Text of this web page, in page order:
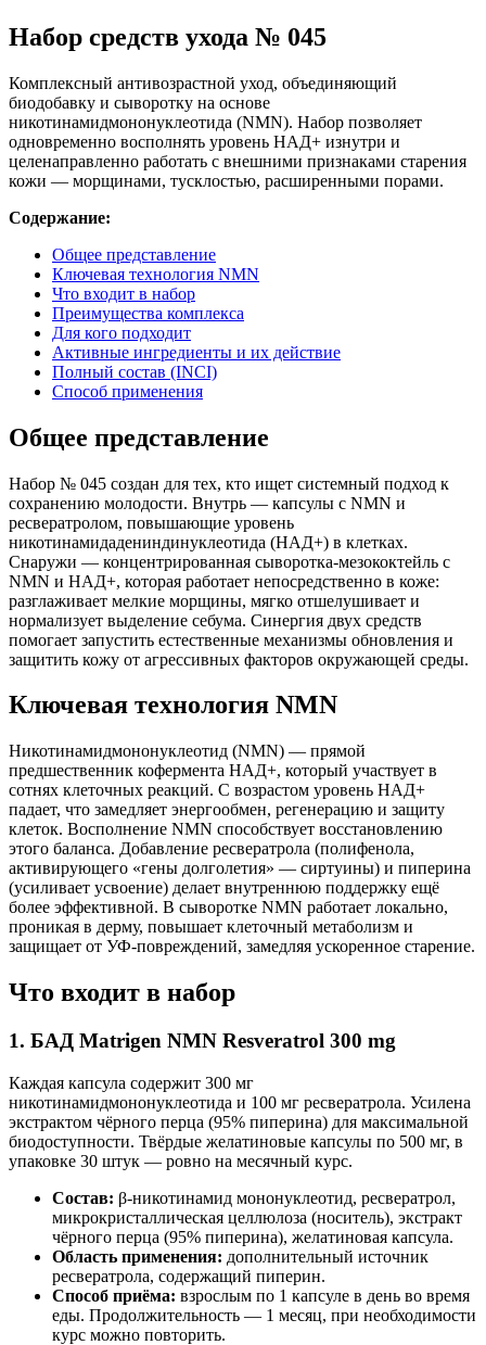
Набор средств ухода № 045
Комплексный антивозрастной уход, объединяющий
биодобавку и сыворотку на основе
никотинамидмононуклеотида (NMN). Набор позволяет
одновременно восполнять уровень НАД+ изнутри и
целенаправленно работать с внешними признаками старения
кожи — морщинами, тусклостью, расширенными порами.
Содержание:
Общее представление
Ключевая технология NMN
Что входит в набор
Преимущества комплекса
Для кого подходит
Активные ингредиенты и их действие
Полный состав (INCI)
Способ применения
Общее представление
Набор № 045 создан для тех, кто ищет системный подход к
сохранению молодости. Внутрь — капсулы с NMN и
ресвератролом, повышающие уровень
никотинамидадениндинуклеотида (НАД+) в клетках.
Снаружи — концентрированная сыворотка-мезококтейль с
NMN и НАД+, которая работает непосредственно в коже:
разглаживает мелкие морщины, мягко отшелушивает и
нормализует выделение себума. Синергия двух средств
помогает запустить естественные механизмы обновления и
защитить кожу от агрессивных факторов окружающей среды.
Ключевая технология NMN
Никотинамидмононуклеотид (NMN) — прямой
предшественник кофермента НАД+, который участвует в
сотнях клеточных реакций. С возрастом уровень НАД+
падает, что замедляет энергообмен, регенерацию и защиту
клеток. Восполнение NMN способствует восстановлению
этого баланса. Добавление ресвератрола (полифенола,
активирующего «гены долголетия» — сиртуины) и пиперина
(усиливает усвоение) делает внутреннюю поддержку ещё
более эффективной. В сыворотке NMN работает локально,
проникая в дерму, повышает клеточный метаболизм и
защищает от УФ-повреждений, замедляя ускоренное старение.
Что входит в набор
1. БАД Matrigen NMN Resveratrol 300 mg
Каждая капсула содержит 300 мг
никотинамидмононуклеотида и 100 мг ресвератрола. Усилена
экстрактом чёрного перца (95% пиперина) для максимальной
биодоступности. Твёрдые желатиновые капсулы по 500 мг, в
упаковке 30 штук — ровно на месячный курс.
Состав: β-никотинамид мононуклеотид, ресвератрол,
микрокристаллическая целлюлоза (носитель), экстракт
чёрного перца (95% пиперина), желатиновая капсула.
Область применения: дополнительный источник
ресвератрола, содержащий пиперин.
Способ приёма: взрослым по 1 капсуле в день во время
еды. Продолжительность — 1 месяц, при необходимости
курс можно повторить.